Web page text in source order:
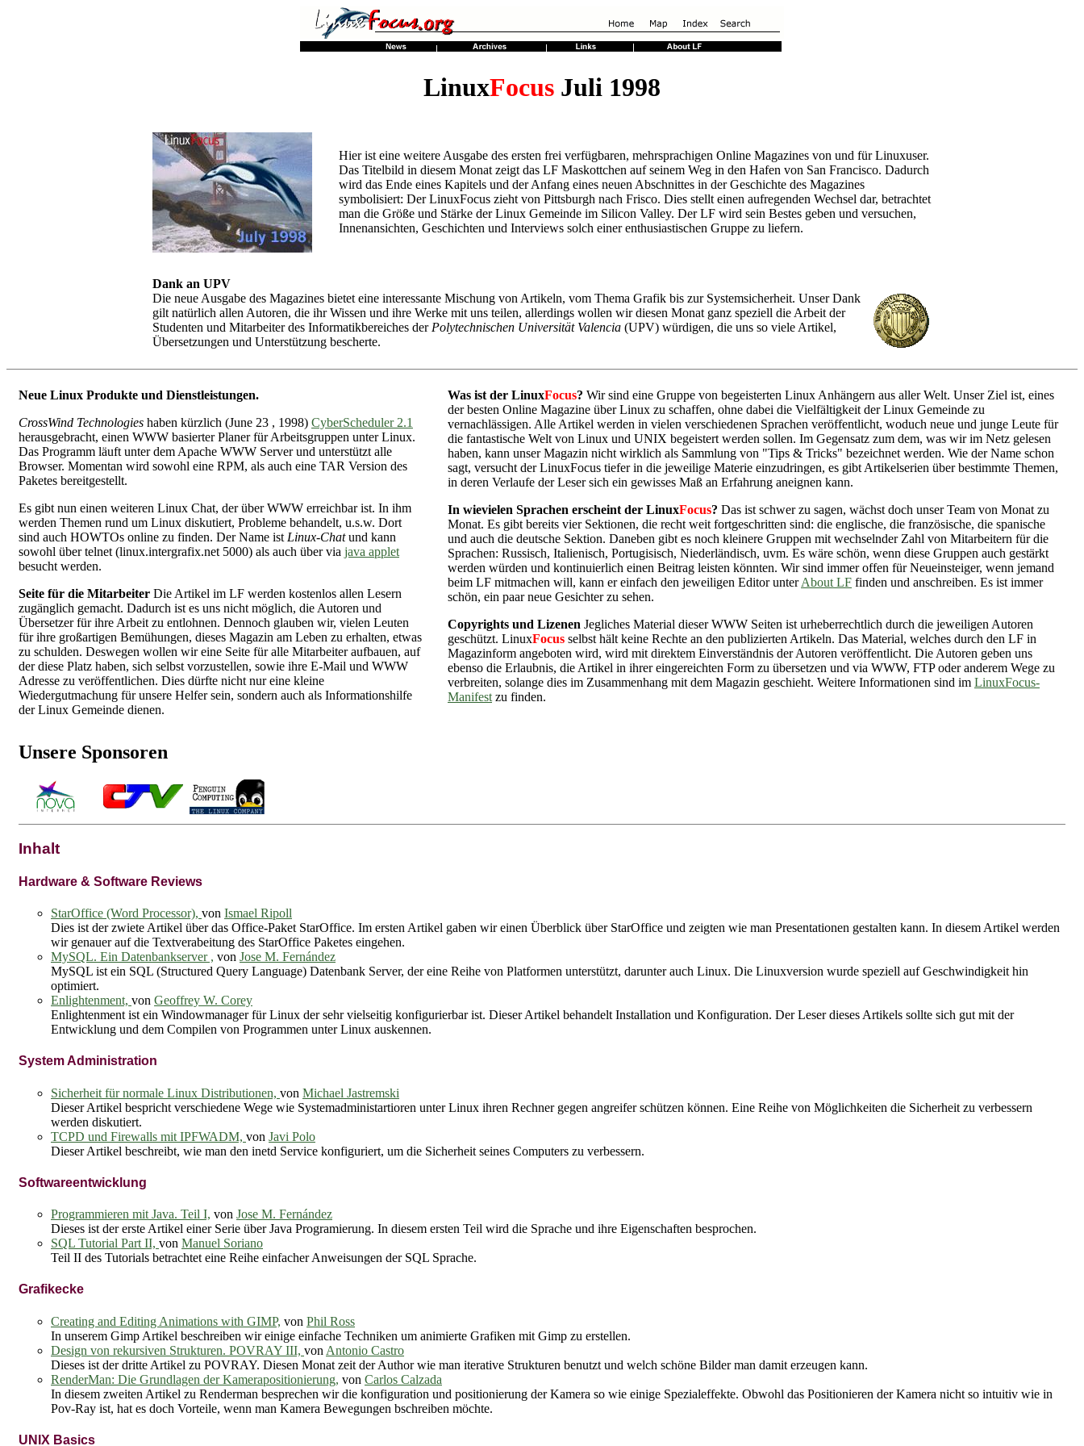
LinuxFocus Juli 1998
Hier ist eine weitere Ausgabe des ersten frei verfügbaren, mehrsprachigen Online Magazines von und für Linuxuser.
Das Titelbild in diesem Monat zeigt das LF Maskottchen auf seinem Weg in den Hafen von San Francisco. Dadurch
wird das Ende eines Kapitels und der Anfang eines neuen Abschnittes in der Geschichte des Magazines
symbolisiert: Der LinuxFocus zieht von Pittsburgh nach Frisco. Dies stellt einen aufregenden Wechsel dar, betrachtet
man die Größe und Stärke der Linux Gemeinde im Silicon Valley. Der LF wird sein Bestes geben und versuchen,
Innenansichten, Geschichten und Interviews solch einer enthusiastischen Gruppe zu liefern.
Dank an UPV
Die neue Ausgabe des Magazines bietet eine interessante Mischung von Artikeln, vom Thema Grafik bis zur Systemsicherheit. Unser Dank
gilt natürlich allen Autoren, die ihr Wissen und ihre Werke mit uns teilen, allerdings wollen wir diesen Monat ganz speziell die Arbeit der
Studenten und Mitarbeiter des Informatikbereiches der Polytechnischen Universität Valencia (UPV) würdigen, die uns so viele Artikel,
Übersetzungen und Unterstützung bescherte.
Neue Linux Produkte und Dienstleistungen.
CrossWind Technologies haben kürzlich (June 23 , 1998) CyberScheduler 2.1
herausgebracht, einen WWW basierter Planer für Arbeitsgruppen unter Linux.
Das Programm läuft unter dem Apache WWW Server und unterstützt alle
Browser. Momentan wird sowohl eine RPM, als auch eine TAR Version des
Paketes bereitgestellt.
Es gibt nun einen weiteren Linux Chat, der über WWW erreichbar ist. In ihm
werden Themen rund um Linux diskutiert, Probleme behandelt, u.s.w. Dort
sind auch HOWTOs online zu finden. Der Name ist Linux-Chatund kann
sowohl über telnet (linux.intergrafix.net 5000) als auch über via java applet
besucht werden.
Seite für die Mitarbeiter Die Artikel im LF werden kostenlos allen Lesern
zugänglich gemacht. Dadurch ist es uns nicht möglich, die Autoren und
Übersetzer für ihre Arbeit zu entlohnen. Dennoch glauben wir, vielen Leuten
für ihre großartigen Bemühungen, dieses Magazin am Leben zu erhalten, etwas
zu schulden. Deswegen wollen wir eine Seite für alle Mitarbeiter aufbauen, auf
der diese Platz haben, sich selbst vorzustellen, sowie ihre E-Mail und WWW
Adresse zu veröffentlichen. Dies dürfte nicht nur eine kleine
Wiedergutmachung für unsere Helfer sein, sondern auch als Informationshilfe
der Linux Gemeinde dienen.
Was ist der LinuxFocus? Wir sind eine Gruppe von begeisterten Linux Anhängern aus aller Welt. Unser Ziel ist, eines
der besten Online Magazine über Linux zu schaffen, ohne dabei die Vielfältigkeit der Linux Gemeinde zu
vernachlässigen. Alle Artikel werden in vielen verschiedenen Sprachen veröffentlicht, woduch neue und junge Leute für
die fantastische Welt von Linux und UNIX begeistert werden sollen. Im Gegensatz zum dem, was wir im Netz gelesen
haben, kann unser Magazin nicht wirklich als Sammlung von "Tips & Tricks" bezeichnet werden. Wie der Name schon
sagt, versucht der LinuxFocus tiefer in die jeweilige Materie einzudringen, es gibt Artikelserien über bestimmte Themen,
in deren Verlaufe der Leser sich ein gewisses Maß an Erfahrung aneignen kann.
In wievielen Sprachen erscheint der LinuxFocus? Das ist schwer zu sagen, wächst doch unser Team von Monat zu
Monat. Es gibt bereits vier Sektionen, die recht weit fortgeschritten sind: die englische, die französische, die spanische
und auch die deutsche Sektion. Daneben gibt es noch kleinere Gruppen mit wechselnder Zahl von Mitarbeitern für die
Sprachen: Russisch, Italienisch, Portugisisch, Niederländisch, uvm. Es wäre schön, wenn diese Gruppen auch gestärkt
werden würden und kontinuierlich einen Beitrag leisten könnten. Wir sind immer offen für Neueinsteiger, wenn jemand
beim LF mitmachen will, kann er einfach den jeweiligen Editor unterAbout LF finden und anschreiben. Es ist immer
schön, ein paar neue Gesichter zu sehen.
Copyrights und Lizenen Jegliches Material dieser WWW Seiten ist urheberrechtlich durch die jeweiligen Autoren
geschützt. LinuxFocus selbst hält keine Rechte an den publizierten Artikeln. Das Material, welches durch den LF in
Magazinform angeboten wird, wird mit direktem Einverständnis der Autoren veröffentlicht. Die Autoren geben uns
ebenso die Erlaubnis, die Artikel in ihrer eingereichten Form zu übersetzen und via WWW, FTP oder anderem Wege zu
verbreiten, solange dies im Zusammenhang mit dem Magazin geschieht. Weitere Informationen sind im LinuxFocus-
Manifest zu finden.
Unsere Sponsoren
Inhalt
Hardware & Software Reviews
StarOffice (Word Processor), von Ismael Ripoll
Dies ist der zwiete Artikel über das Office-Paket StarOffice. Im ersten Artikel gaben wir einen Überblick über StarOffice und zeigten wie man Presentationen gestalten kann. In diesem Artikel werden
wir genauer auf die Textverabeitung des StarOffice Paketes eingehen.
MySQL. Ein Datenbankserver , von Jose M. Fernández
MySQL ist ein SQL (Structured Query Language) Datenbank Server, der eine Reihe von Platformen unterstützt, darunter auch Linux. Die Linuxversion wurde speziell auf Geschwindigkeit hin
optimiert.
Enlightenment, von Geoffrey W. Corey
Enlightenment ist ein Windowmanager für Linux der sehr vielseitig konfigurierbar ist. Dieser Artikel behandelt Installation und Konfiguration. Der Leser dieses Artikels sollte sich gut mit der
Entwicklung und dem Compilen von Programmen unter Linux auskennen.
System Administration
Sicherheit für normale Linux Distributionen, von Michael Jastremski
Dieser Artikel bespricht verschiedene Wege wie Systemadministartioren unter Linux ihren Rechner gegen angreifer schützen können. Eine Reihe von Möglichkeiten die Sicherheit zu verbessern
werden diskutiert.
TCPD und Firewalls mit IPFWADM, von Javi Polo
Dieser Artikel beschreibt, wie man den inetd Service konfiguriert, um die Sicherheit seines Computers zu verbessern.
Softwareentwicklung
Programmieren mit Java. Teil I, von Jose M. Fernández
Dieses ist der erste Artikel einer Serie über Java Programierung. In diesem ersten Teil wird die Sprache und ihre Eigenschaften besprochen.
SQL Tutorial Part II, von Manuel Soriano
Teil II des Tutorials betrachtet eine Reihe einfacher Anweisungen der SQL Sprache.
Grafikecke
Creating and Editing Animations with GIMP, von Phil Ross
In unserem Gimp Artikel beschreiben wir einige einfache Techniken um animierte Grafiken mit Gimp zu erstellen.
Design von rekursiven Strukturen. POVRAY III, von Antonio Castro
Dieses ist der dritte Artikel zu POVRAY. Diesen Monat zeit der Author wie man iterative Strukturen benutzt und welch schöne Bilder man damit erzeugen kann.
RenderMan: Die Grundlagen der Kamerapositionierung, von Carlos Calzada
In diesem zweiten Artikel zu Renderman besprechen wir die konfiguration und positionierung der Kamera so wie einige Spezialeffekte. Obwohl das Positionieren der Kamera nicht so intuitiv wie in
Pov-Ray ist, hat es doch Vorteile, wenn man Kamera Bewegungen bschreiben möchte.
UNIX Basics